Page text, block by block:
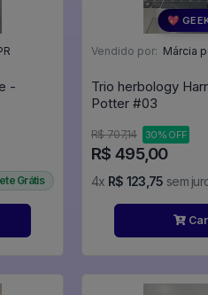
-
Grátis
💖
Vendido por: Márcia
Trio herbology
Potter #03
R$ 707,14 30% OFF
R$ 495,00
4x R$ 123,75 sem